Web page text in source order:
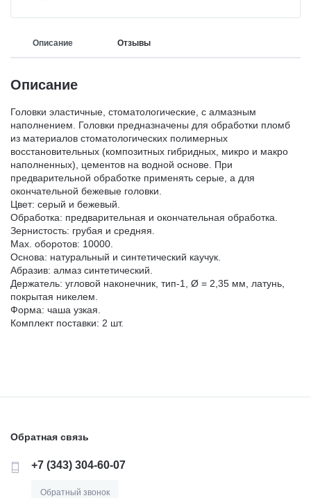
АНТИСЕПТИКИ
ПОЛИРЫ ДЛЯ ПОЛИРОВАНИЯ, ШЛИФОВАНИЯ
ПОДКЛАДОЧНЫЕ МАТЕРИАЛЫ
МАТЕРИАЛЫ ДЛЯ ЭНДОДОНТИЧЕСКОГО
ЛЕЧЕНИЯ
МАТЕРИАЛЫ ДЛЯ ФИКСАЦИИ НЕ ПРЯМЫХ
РЕСТАВРАЦИЙ
МАТЕРИАЛЫ / ПРИНАДЛЕЖНОСТИ ДЛЯ СНЯТИЯ
СЛЕПКОВ
МАТЕРИАЛЫ ДЛЯ ИЗОЛЯЦИИ РАБОЧЕГО ПОЛЯ
CAD/CAM
ПЕСКОСТРУЙНОЕ ОБОРУДОВАНИЕ
ОБОРУДОВАНИЕ ЗУБОТЕХНИЧЕСКОЕ
Описание Отзывы
Описание
Головки эластичные, стоматологические, с алмазным
наполнением. Головки предназначены для обработки пломб
из материалов стоматологических полимерных
восстановительных (композитных гибридных, микро и макро
наполненных), цементов на водной основе. При
предварительной обработке применять серые, а для
окончательной бежевые головки.
Цвет: серый и бежевый.
Обработка: предварительная и окончательная обработка.
Зернистость: грубая и средняя.
Max. оборотов: 10000.
Основа: натуральный и синтетический каучук.
Абразив: алмаз синтетический.
Держатель: угловой наконечник, тип-1, Ø = 2,35 мм, латунь,
покрытая никелем.
Форма: чаша узкая.
Комплект поставки: 2 шт.
Обратная связь
+7 (343) 304-60-07
Обратный звонок